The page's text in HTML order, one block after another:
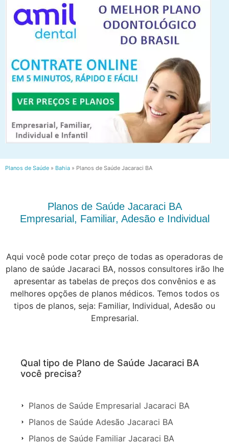
Planos de Saúde » Bahia » Planos de Saúde Jacaraci BA
Planos de Saúde Jacaraci BA
Empresarial, Familiar, Adesão e Individual
Aqui você pode cotar preço de todas as operadoras de
plano de saúde Jacaraci BA, nossos consultores irão lhe
apresentar as tabelas de preços dos convênios e as
melhores opções de planos médicos. Temos todos os
tipos de planos, seja: Familiar, Individual, Adesão ou
Empresarial.
Qual tipo de Plano de Saúde Jacaraci BA
você precisa?
Planos de Saúde Empresarial Jacaraci BA
Planos de Saúde Adesão Jacaraci BA
Planos de Saúde Familiar Jacaraci BA